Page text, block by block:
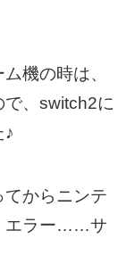
機の時は、
で、switch2に
♪
てからニンテ
エラー……サ